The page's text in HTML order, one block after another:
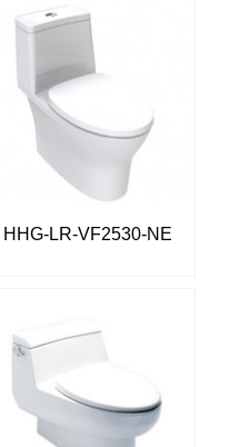
HHG-LR-VF2530-NE